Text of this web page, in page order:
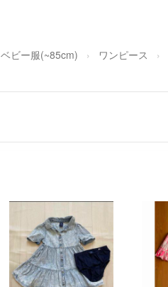
ベビー服(~85cm) ワンピース